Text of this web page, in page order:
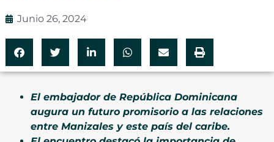
Junio 26, 2024
El embajador de República Dominicana
augura un futuro promisorio a las relaciones
entre Manizales y este país del caribe.